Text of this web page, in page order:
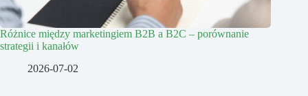
Różnice między marketingiem B2B a B2C – porównanie
strategii i kanałów
2026-07-02